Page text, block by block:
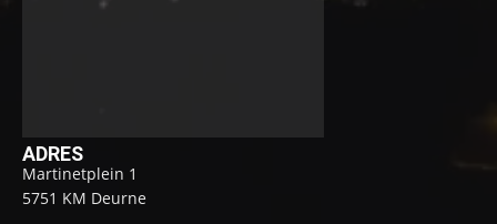
ADRES
Martinetplein 1
5751 KM Deurne